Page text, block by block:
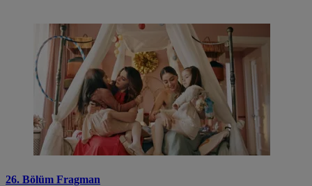
26. Bölüm Fragman